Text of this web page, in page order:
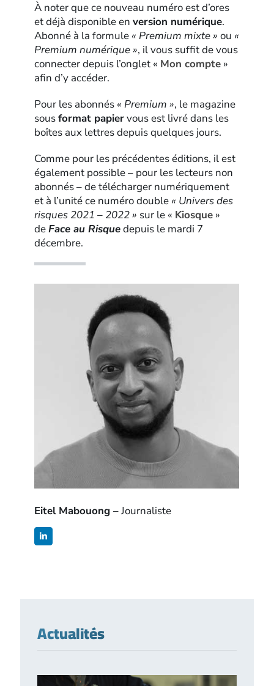
À noter que ce nouveau numéro est d’ores
et déjà disponible enversion numérique.
Abonné à la formule « Premium mixte » ou «
Premium numérique », il vous suffit de vous
connecter depuis l’onglet « Mon compte »
afin d’y accéder.
Pour les abonnés « Premium », le magazine
sousformat papiervous est livré dans les
boîtes aux lettres depuis quelques jours.
Comme pour les précédentes éditions, il est
également possible – pour les lecteurs non
abonnés – de télécharger numériquement
et à l’unité ce numéro double « Univers des
risques 2021 – 2022 » sur le « Kiosque »
deFace au Risquedepuis le mardi 7
décembre.
Eitel Mabouong– Journaliste
Actualités